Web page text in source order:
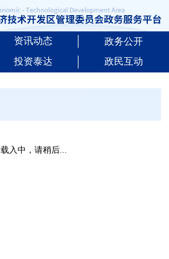
资讯动态
政务公开
投资泰达 政民互动
载入中，请稍后...